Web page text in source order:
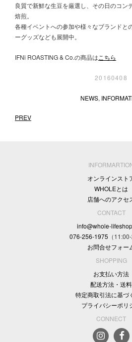
良質で新鮮な生豆を厳選し、その日のコン
焙煎。
各種イベントへの参加や様々なブランドと
ーグッズなども展開中。
IFNi ROASTING & Co.の商品は こちら
20160408
NEWS,
PREV
オンラインスト
WHOLEとは
店舗へのアクセ
CONTACT
info@whole-
076-256-1975 （
お問合せフォー
SHOPPING
お支払い方法
配送方法・送料
特定商取引法に基づ
プライバシーポリ
CONNECT